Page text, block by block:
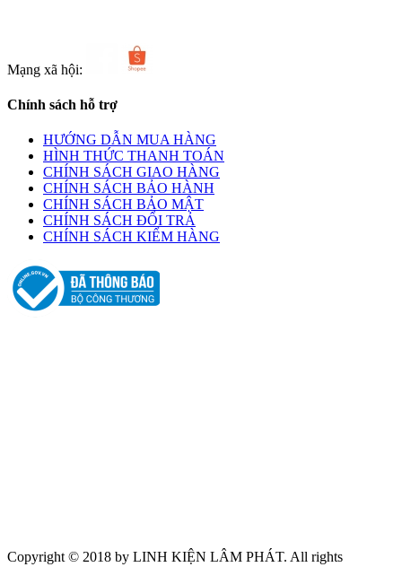
Mạng xã hội:
Chính sách hỗ trợ
HƯỚNG DẪN MUA HÀNG
HÌNH THỨC THANH TOÁN
CHÍNH SÁCH GIAO HÀNG
CHÍNH SÁCH BẢO HÀNH
CHÍNH SÁCH BẢO MẬT
CHÍNH SÁCH ĐỔI TRẢ
CHÍNH SÁCH KIỂM HÀNG
Copyright © 2018 by LINH KIỆN LÂM PHÁT. All rights